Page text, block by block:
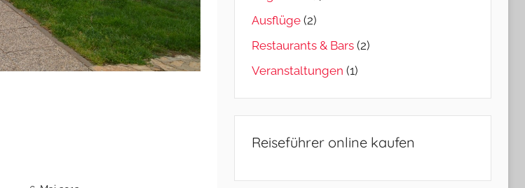
Ausflüge(2)
Restaurants & Bars(2)
Veranstaltungen (1)
Reiseführer online kaufen